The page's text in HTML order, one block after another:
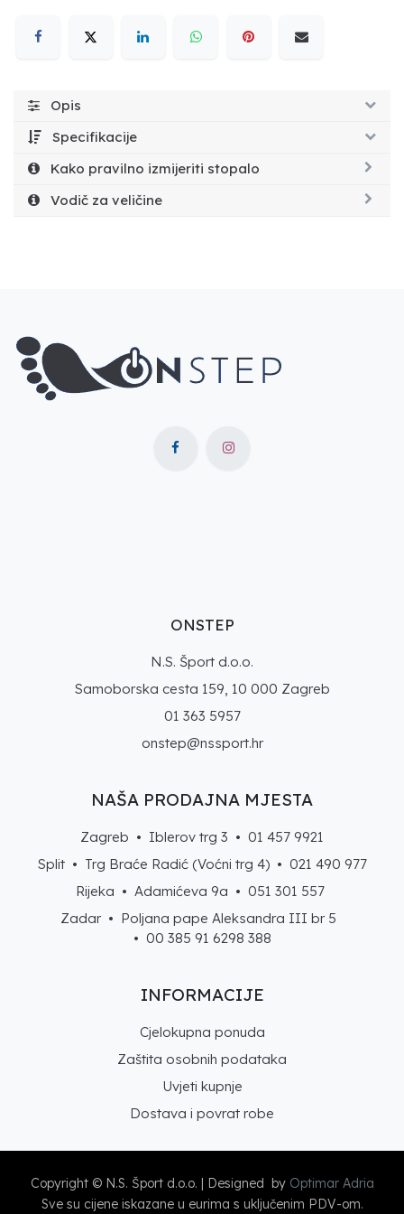
Opis
Specifikacije
Kako pravilno izmijeriti stopalo
Vodič za veličine
ONSTEP
N.S. Šport d.o.o.
Samoborska cesta 159, 10 000 Zagreb
01 363 5957
onstep@nssport.hr
INFORMACIJE
Cjelokupna ponuda
Zaštita osobnih podataka
Uvjeti kupnje
Dostava i povrat robe
NAŠA PRODAJNA MJESTA
Zagreb • Iblerov trg 3 • 01 457 9921
Split • Trg Braće Radić (Voćni trg 4) • 021 490 977
Rijeka • Adamićeva 9a • 051 301 557
Zadar • Poljana pape Aleksandra III br 5
• 00 385 91 6298 388
Copyright © N.S. Šport d.o.o. | Designed by Optimar Adria
Sve su cijene iskazane u eurima s uključenim PDV-om.